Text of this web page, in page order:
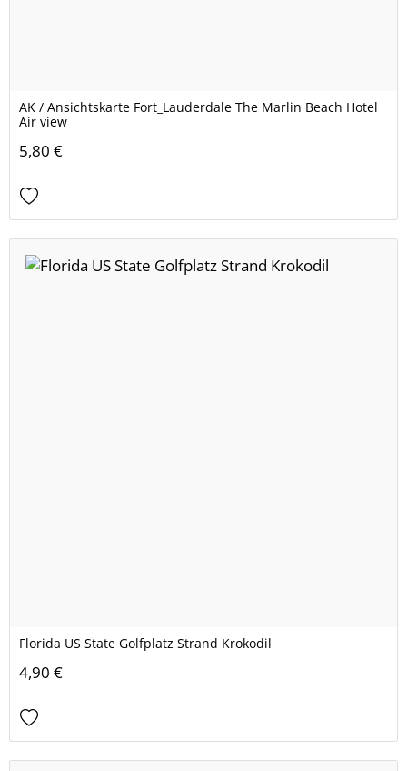
AK / Ansichtskarte Fort_Lauderdale The Marlin Beach Hotel
Air view
5,80 €
Florida US State Golfplatz Strand Krokodil
4,90 €